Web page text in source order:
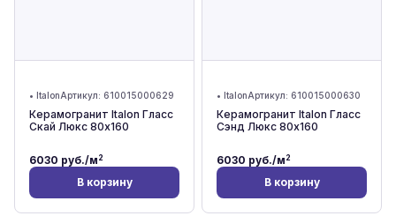
• ItalonАртикул: 610015000629
Керамогранит Italon Гласс
Скай Люкс 80x160
6030 руб./м2
В корзину
• ItalonАртикул: 610015000630
Керамогранит Italon Гласс
Сэнд Люкс 80x160
6030 руб./м2
В корзину